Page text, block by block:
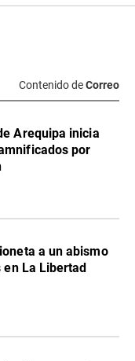
Contenido deCorreo
Arequipa inicia
por
a un abismo
La Libertad